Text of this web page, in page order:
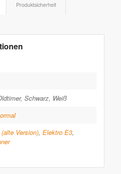
Produktsicherheit
Schwarz, Weiß
Version), Elektro E3,